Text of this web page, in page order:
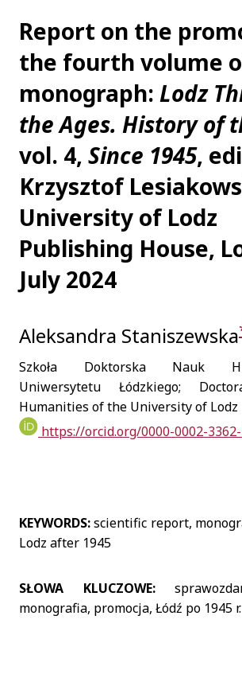
Report on the
the fourth volume
monograph: Lodz
the Ages. History of
vol. 4, Since 1945,
Krzysztof
University of Lodz
Publishing House,
July 2024
Aleksandra Staniszewska
Szkoła Doktorska Nauk
Uniwersytetu Łódzkiego;
Humanities of the University of Lodz
https://orcid.org/0000-0002-
KEYWORDS:scientific report,
Lodz after 1945
SŁOWA KLUCZOWE:
monografia, promocja, Łódź po 1945 r.